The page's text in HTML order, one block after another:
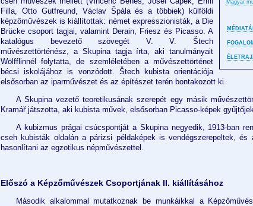
Magyar
Filla, Otto Gutfreund, Václav Špála és a többiek) külföldi
képzőművészek is kiállítottak: német expresszionisták, a Die
Brücke csoport tagjai, valamint Derain, Friesz és Picasso. A
katalógus bevezető szövegét V. V. Štech
művészettörténész, a Skupina tagja írta, aki tanulmányait
Wölfflinnél folytatta, de szemléletében a művészettörténet
bécsi iskolájához is vonzódott. Štech kubista orientációja
elsősorban az iparművészet és az építészet terén bontakozott ki.
A Skupina vezető teoretikusának szerepét egy másik
Kramář játszotta, aki kubista művek, elsősorban Picasso-képek
A kubizmus prágai csúcspontját a Skupina negyedik, 1913-ban
cseh kubisták oldalán a párizsi példaképek is vendégszerepeltek,
hasonlítani az egzotikus népművészettel.
Előszó a Képzőművészek Csoportjának II. kiállításához
Második alkalommal mutatkoznak be munkáikkal a